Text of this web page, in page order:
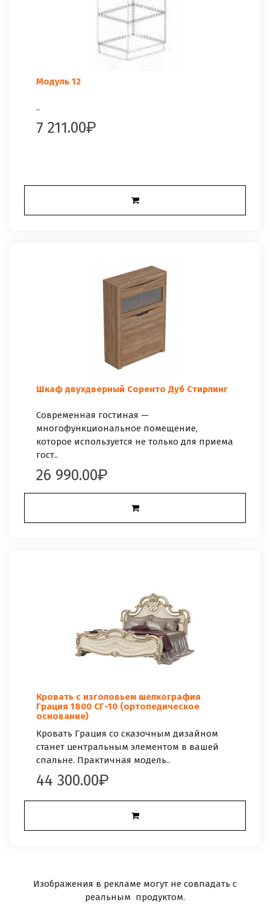
Модуль 12
..
7 211.00
Шкаф двухдверный Соренто Дуб Cтирлинг
Современная гостиная —
многофункциональное помещение,
которое используется не только для приема
гост..
26 990.00
Кровать с изголовьем шелкография
Грация 1800 СГ-10 (ортопедическое
основание)
Кровать Грация со сказочным дизайном
станет центральным элементом в вашей
спальне. Практичная модель..
44 300.00
Изображения в рекламе могут не совпадать с
реальным продуктом.